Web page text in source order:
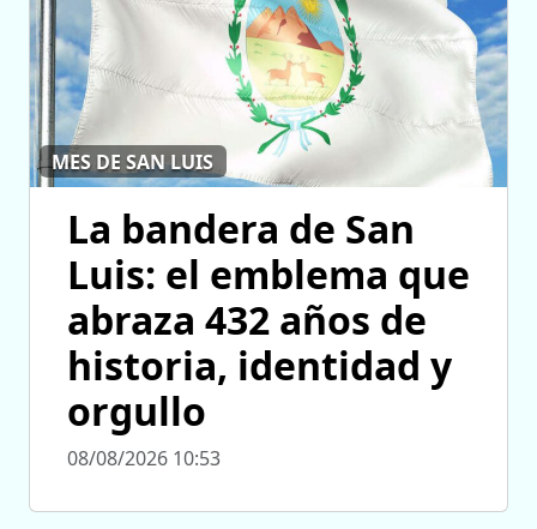
MES DE SAN LUIS
La bandera de San
Luis: el emblema que
abraza 432 años de
historia, identidad y
orgullo
08/08/2026 10:53